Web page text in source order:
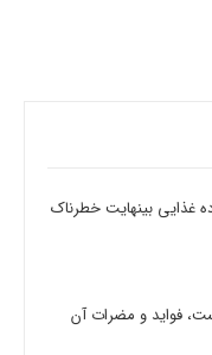
بیش از حد این 8 ماده غذایی بینهایت خطرناک
فواید و مضرات آن